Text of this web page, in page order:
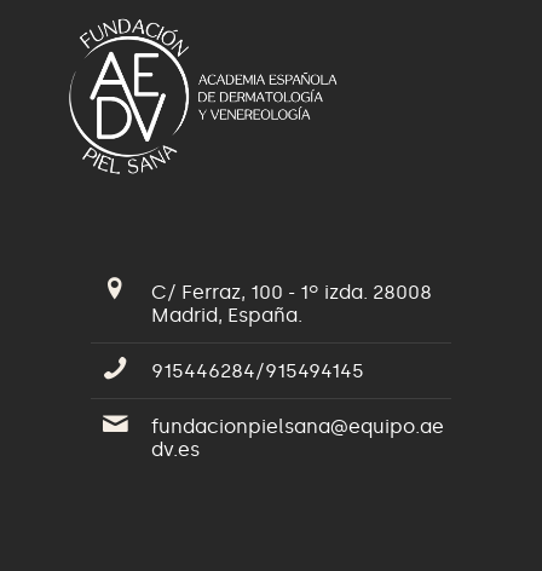
C/ Ferraz, 100 - 1º izda. 28008
Madrid, España.
915446284/915494145
fundacionpielsana@equipo.ae
dv.es